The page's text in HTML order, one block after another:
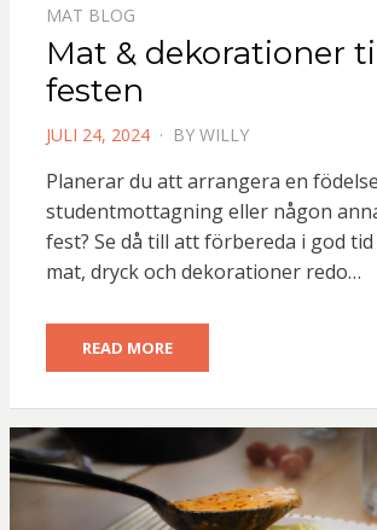
MAT BLOG
Mat & dekorationer
festen
POSTED
JULI 24, 2024 BY WILLY
Planerar du att arrangera en
studentmottagning eller någon
fest? Se då till att förbereda i god
mat, dryck och dekorationer redo…
READ MORE